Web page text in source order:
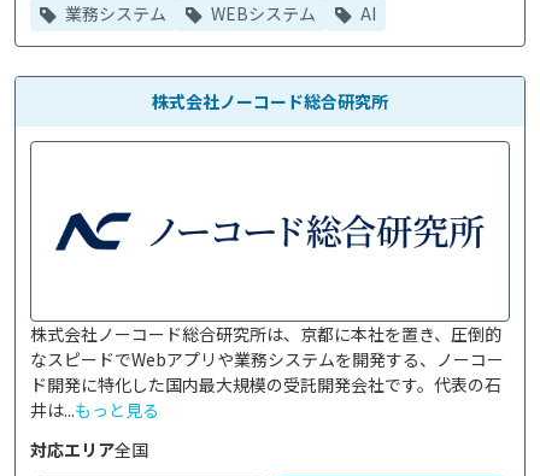
業務システム WEBシステム AI
株式会社ノーコード総合研究所
株式会社ノーコード総合研究所は、京都に本社を置き、圧倒的
なスピードでWebアプリや業務システムを開発する、ノーコー
ド開発に特化した国内最大規模の受託開発会社です。代表の石
井は...もっと見る
対応エリア全国